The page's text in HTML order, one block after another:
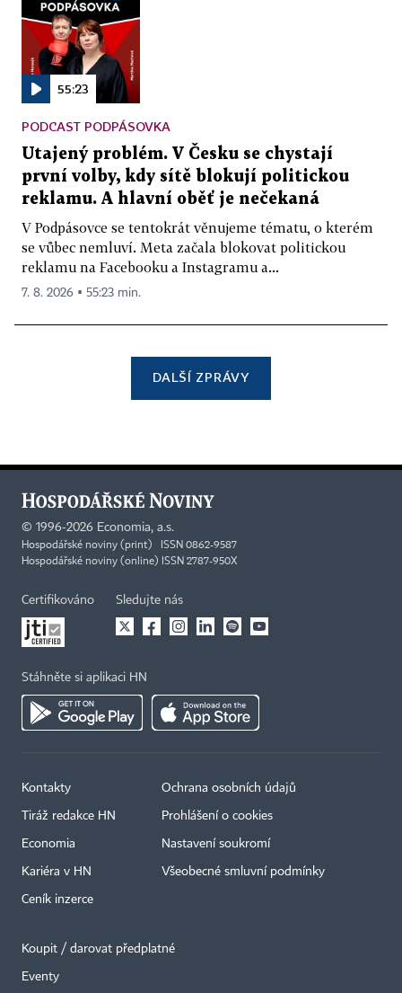
55:23
PODCAST PODPÁSOVKA
Utajený problém. V Česku se chystají
první volby, kdy sítě blokují politickou
reklamu. A hlavní oběť je nečekaná
V Podpásovce se tentokrát věnujeme tématu, o kterém
se vůbec nemluví. Meta začala blokovat politickou
reklamu na Facebooku a Instagramu a...
7. 8. 2026 ▪ 55:23 min.
DALŠÍ ZPRÁVY
© 1996-2026 Economia, a.s.
Hospodářské noviny (print) ISSN 0862-9587
Hospodářské noviny (online) ISSN 2787-950X
Certifikováno Sledujte nás
Stáhněte si aplikaci HN
Kontakty
Tiráž redakce HN
Economia
Kariéra v HN
Ceník inzerce
Ochrana osobních údajů
Prohlášení o cookies
Nastavení soukromí
Všeobecné smluvní podmínky
Koupit / darovat předplatné
Eventy